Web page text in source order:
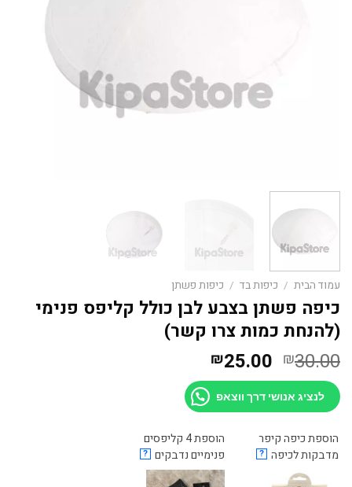
עמוד הבית / כיפות בד / כיפות פשתן
כיפה פשתן בצבע לבן כולל קליפס פנימי
(להנחת כמות צרו קשר)
₪30.00 המחיר
המקורי
היה:
₪30.00.
₪25.00
הנוכחי
הוא:
₪25.00.
לנציג אנושי דרך ווצאפ
הוספת כיפה קיפר
מדבקות לכיפה ?
הוספת 4 קליפסים
פנימיים נדבקים ?